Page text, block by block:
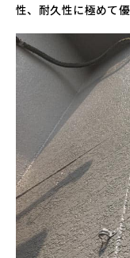
性、耐久性に極めて